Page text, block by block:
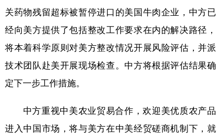
关药物残留超标被暂停进口的美国牛肉企业，中方已
经向美方提供了包括整改工作要求在内的解决路径，
将本着科学原则对美方整改情况开展风险评估，并派
技术团队赴美开展现场检查。中方将根据评估结果确
定下一步工作措施。
中方重视中美农业贸易合作，欢迎美优质农产品
进入中国市场，将与美方在中美经贸磋商机制下，就